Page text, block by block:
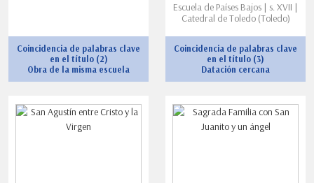
Coincidencia de palabras clave
en el título (2)
Obra de la misma escuela
Escuela de Países Bajos | s. XVII |
Catedral de Toledo (Toledo)
Coincidencia de palabras clave
en el título (3)
Datación cercana